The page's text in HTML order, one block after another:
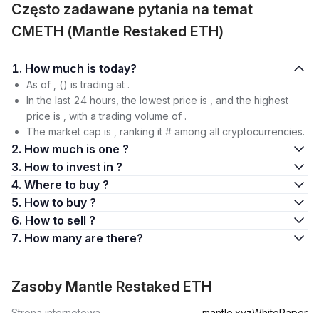
Często zadawane pytania na temat
CMETH (Mantle Restaked ETH)
1. How much is today?
As of , () is trading at .
In the last 24 hours, the lowest price is , and the highest
price is , with a trading volume of .
The market cap is , ranking it # among all cryptocurrencies.
2. How much is one ?
3. How to invest in ?
4. Where to buy ?
5. How to buy ?
6. How to sell ?
7. How many are there?
Zasoby Mantle Restaked ETH